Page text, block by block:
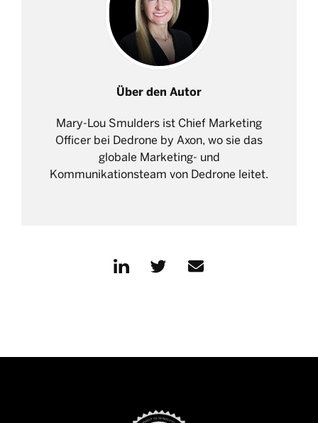
Über den Autor
Mary-Lou Smulders ist Chief Marketing
Officer bei Dedrone by Axon, wo sie das
globale Marketing- und
Kommunikationsteam von Dedrone leitet.